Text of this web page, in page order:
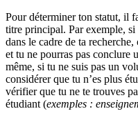
Pour déterminer ton statut, il
titre principal. Par exemple,
dans le cadre de ta
et tu ne pourras pas conclure
même, si tu ne suis pas un
considérer que tu n’es plus
vérifier que tu ne te trouves
étudiant (exemples :